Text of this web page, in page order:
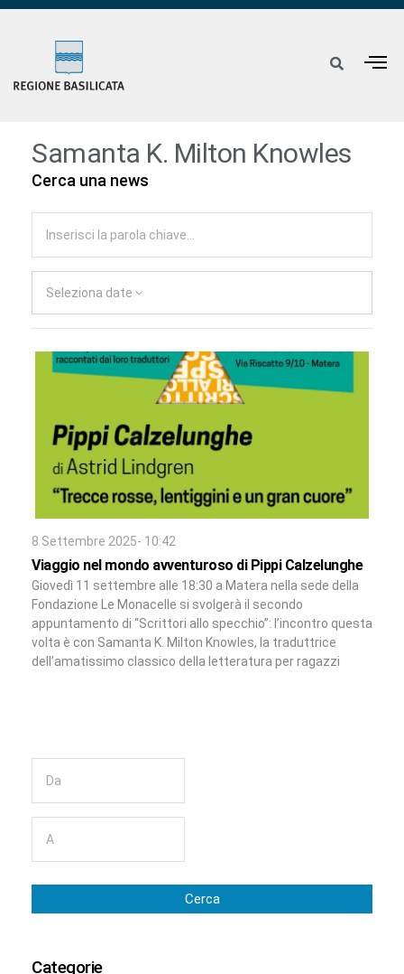
Samanta K. Milton Knowles
Cerca una news
Seleziona date
8 Settembre 2025- 10:42
Viaggio nel mondo avventuroso di Pippi Calzelunghe
Giovedì 11 settembre alle 18:30 a Matera nella sede della
Fondazione Le Monacelle si svolgerà il secondo
appuntamento di “Scrittori allo specchio”: l’incontro questa
volta è con Samanta K. Milton Knowles, la traduttrice
dell’amatissimo classico della letteratura per ragazzi
Cerca
Categorie